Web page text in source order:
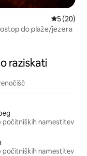
5 (20)
do plaže/jezera
raziskati
počitniških namestitev
počitniških namestitev